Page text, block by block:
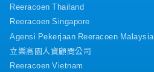
Reeracoen Thailand
Reeracoen Singapore
Agensi Pekerjaan Reeracoen Malaysia
立樂高園人資顧問公司
Reeracoen Vietnam